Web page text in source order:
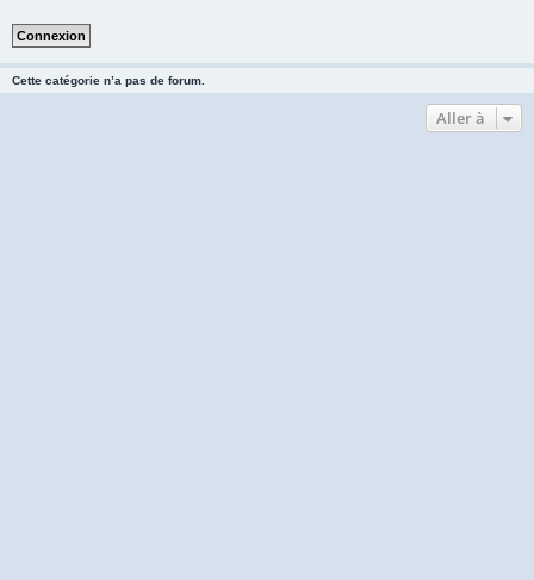
Cette catégorie n’a pas de forum.
Aller à